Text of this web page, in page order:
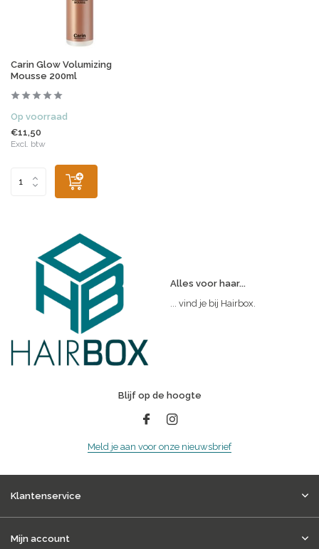
Carin Glow Volumizing
Mousse 200ml
Op voorraad
€11,50
Excl. btw
Alles voor haar...
... vind je bij Hairbox.
Blijf op de hoogte
Meld je aan voor onze nieuwsbrief
Klantenservice
Mijn account